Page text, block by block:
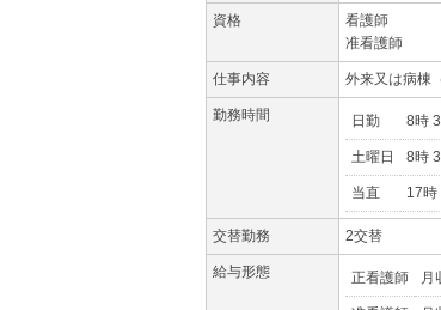
資格
看護師
准看護師
仕事内容 外来又は病棟
勤務時間 日勤 8時
土曜日 8時
当直 17時
交替勤務 2交替
給与形態 正看護師 月